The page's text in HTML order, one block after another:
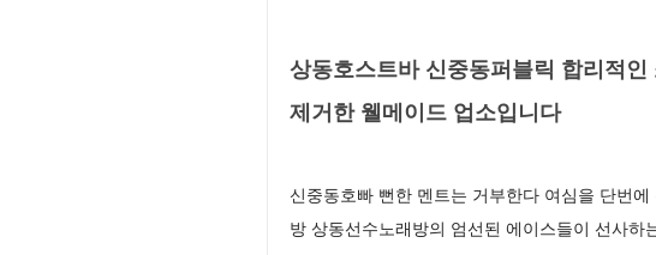
상동호스트바 신중동퍼블릭 합리적
제거한 웰메이드 업소입니다
신중동호빠 뻔한 멘트는 거부한다 여심을 단번
방 상동선수노래방의 엄선된 에이스들이 선사